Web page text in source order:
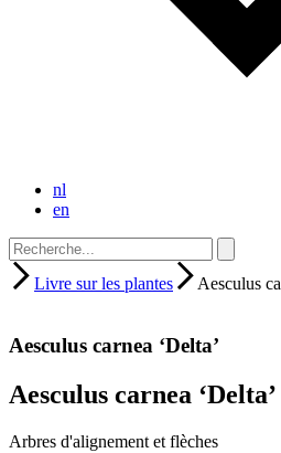
nl
en
Livre sur les plantes Aesculus
Aesculus carnea ‘Delta’
Aesculus carnea ‘Delta’
Arbres d'alignement et flèches